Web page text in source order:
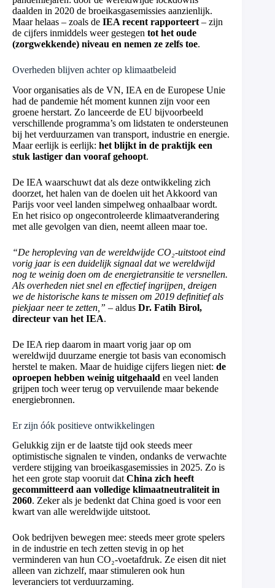
daalden in 2020 de broeikasgasemissies aanzienlijk.
Maar helaas – zoals de IEA recent rapporteert – zijn
de cijfers inmiddels weer gestegen tot het oude
(zorgwekkende) niveau en nemen ze zelfs toe.
Overheden blijven achter op klimaatbeleid
Voor organisaties als de VN, IEA en de Europese Unie
had de pandemie hét moment kunnen zijn voor een
groene herstart. Zo lanceerde de EU bijvoorbeeld
verschillende programma’s om lidstaten te ondersteunen
bij het verduurzamen van transport, industrie en energie.
Maar eerlijk is eerlijk: het blijkt in de praktijk een
stuk lastiger dan vooraf gehoopt.
De IEA waarschuwt dat als deze ontwikkeling zich
doorzet, het halen van de doelen uit het Akkoord van
Parijs voor veel landen simpelweg onhaalbaar wordt.
En het risico op ongecontroleerde klimaatverandering
met alle gevolgen van dien, neemt alleen maar toe.
“De heropleving van de wereldwijde CO₂-uitstoot eind
vorig jaar is een duidelijk signaal dat we wereldwijd
nog te weinig doen om de energietransitie te versnellen.
Als overheden niet snel en effectief ingrijpen, dreigen
we de historische kans te missen om 2019 definitief als
piekjaar neer te zetten,” – aldus Dr. Fatih Birol,
directeur van het IEA.
De IEA riep daarom in maart vorig jaar op om
wereldwijd duurzame energie tot basis van economisch
herstel te maken. Maar de huidige cijfers liegen niet: de
oproepen hebben weinig uitgehaald en veel landen
grijpen toch weer terug op vervuilende maar bekende
energiebronnen.
Er zijn óók positieve ontwikkelingen
Gelukkig zijn er de laatste tijd ook steeds meer
optimistische signalen te vinden, ondanks de verwachte
verdere stijging van broeikasgasemissies in 2025. Zo is
het een grote stap vooruit dat China zich heeft
gecommitteerd aan volledige klimaatneutraliteit in
2060. Zeker als je bedenkt dat China goed is voor een
kwart van alle wereldwijde uitstoot.
Ook bedrijven bewegen mee: steeds meer grote spelers
in de industrie en tech zetten stevig in op het
verminderen van hun CO₂-voetafdruk. Ze eisen dit niet
alleen van zichzelf, maar stimuleren ook hun
leveranciers tot verduurzaming.